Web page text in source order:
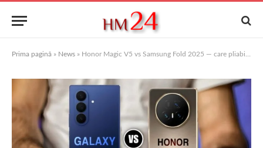
Prima pagină » News » Honor Magic V5 vs Samsung Fold 2025 — care pliabil merită banii?